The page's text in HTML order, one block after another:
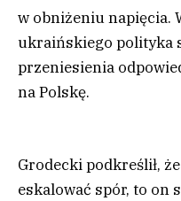
w obniżeniu napięcia.
ukraińskiego polityka
przeniesienia
na Polskę.
Grodecki podkreślił,
eskalować spór, to on